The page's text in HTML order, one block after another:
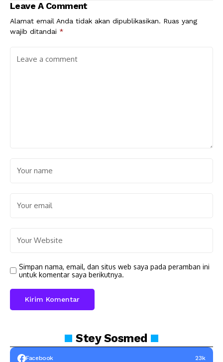
Leave A Comment
Alamat email Anda tidak akan dipublikasikan. Ruas yang
wajib ditandai *
Simpan nama, email, dan situs web saya pada peramban ini
untuk komentar saya berikutnya.
SteySosmed
Facebook 23k